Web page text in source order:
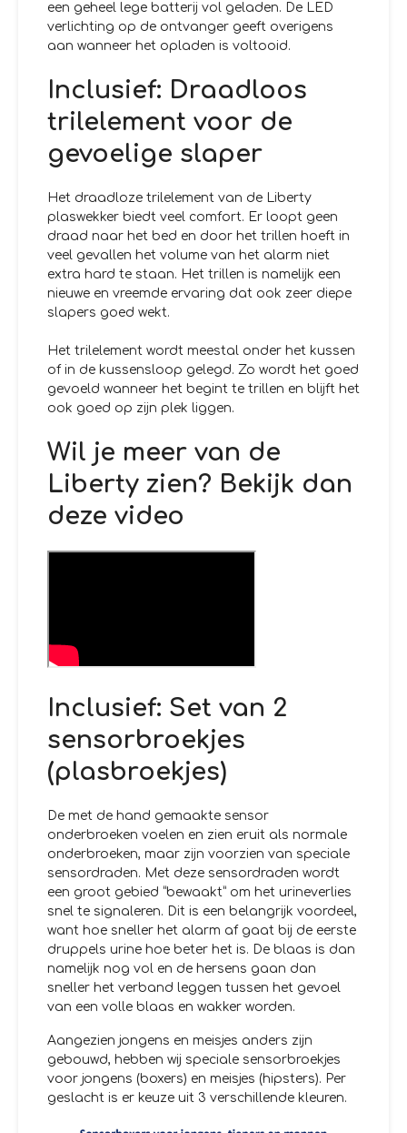
een geheel lege batterij vol geladen. De LED
verlichting op de ontvanger geeft overigens
aan wanneer het opladen is voltooid.
Inclusief: Draadloos
trilelement voor de
gevoelige slaper
Het draadloze trilelement van de Liberty
plaswekker biedt veel comfort. Er loopt geen
draad naar het bed en door het trillen hoeft in
veel gevallen het volume van het alarm niet
extra hard te staan. Het trillen is namelijk een
nieuwe en vreemde ervaring dat ook zeer diepe
slapers goed wekt.
Het trilelement wordt meestal onder het kussen
of in de kussensloop gelegd. Zo wordt het goed
gevoeld wanneer het begint te trillen en blijft het
ook goed op zijn plek liggen.
Wil je meer van de
Liberty zien? Bekijk dan
deze video
Inclusief: Set van 2
sensorbroekjes
(plasbroekjes)
De met de hand gemaakte sensor
onderbroeken voelen en zien eruit als normale
onderbroeken, maar zijn voorzien van speciale
sensordraden. Met deze sensordraden wordt
een groot gebied “bewaakt” om het urineverlies
snel te signaleren. Dit is een belangrijk voordeel,
want hoe sneller het alarm af gaat bij de eerste
druppels urine hoe beter het is. De blaas is dan
namelijk nog vol en de hersens gaan dan
sneller het verband leggen tussen het gevoel
van een volle blaas en wakker worden.
Aangezien jongens en meisjes anders zijn
gebouwd, hebben wij speciale sensorbroekjes
voor jongens (boxers) en meisjes (hipsters). Per
geslacht is er keuze uit 3 verschillende kleuren.